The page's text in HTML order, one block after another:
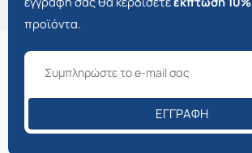
προϊόντα.
ΕΓΓΡΑΦΉ